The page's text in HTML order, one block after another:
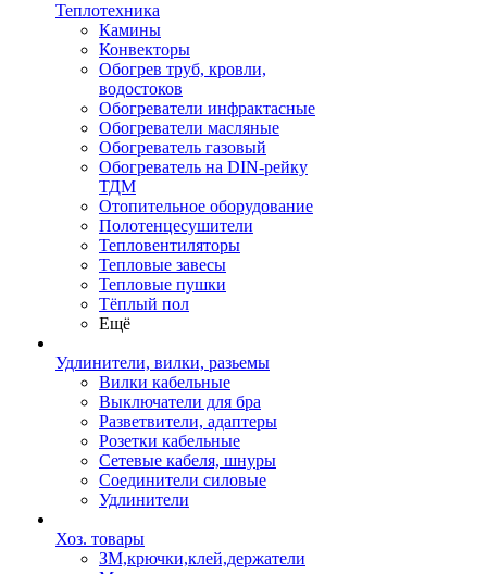
Теплотехника
Камины
Конвекторы
Обогрев труб, кровли,
водостоков
Обогреватели инфрактасные
Обогреватели масляные
Обогреватель газовый
Обогреватель на DIN-рейку
ТДМ
Отопительное оборудование
Полотенцесушители
Тепловентиляторы
Тепловые завесы
Тепловые пушки
Тёплый пол
Ещё
Удлинители, вилки, разьемы
Вилки кабельные
Выключатели для бра
Разветвители, адаптеры
Розетки кабельные
Сетевые кабеля, шнуры
Соединители силовые
Удлинители
Хоз. товары
ЗМ,крючки,клей,держатели